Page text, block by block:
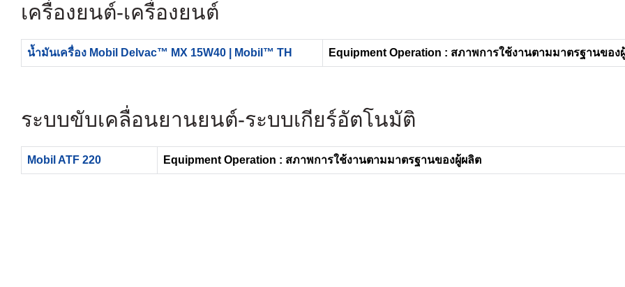
เครื่องยนต์-เครื่องยนต์
น้ำมันเครื่อง Mobil Delvac™ MX 15W40 | Mobil™ TH Equipment Operation : สภาพการใช้งานตามมาตรฐานของ
ระบบขับเคลื่อนยานยนต์-ระบบเกียร์อัตโนมัติ
Mobil ATF 220 Equipment Operation : สภาพการใช้งานตามมาตรฐานของผู้ผลิต